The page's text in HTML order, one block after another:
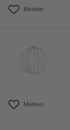
Merken
Merken